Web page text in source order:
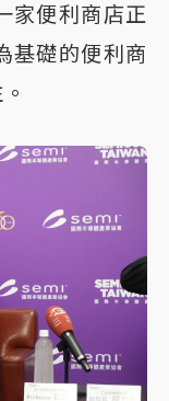
家便利商店正
基礎的便利商